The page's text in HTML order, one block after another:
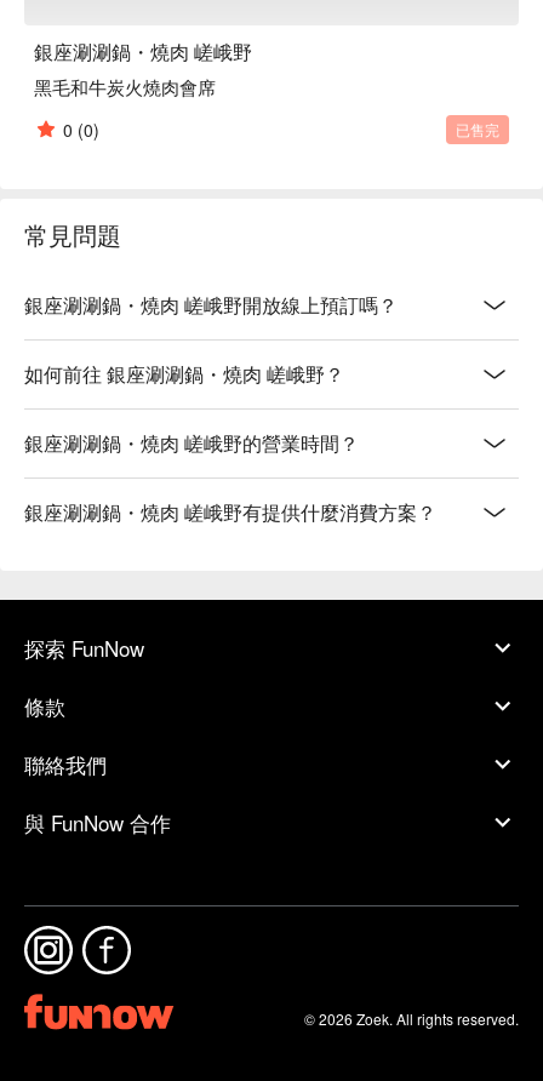
銀座涮涮鍋・燒肉 嵯峨野
黑毛和牛炭火燒肉會席
0 (0) 已售完
常見問題
銀座涮涮鍋・燒肉 嵯峨野開放線上預訂嗎？
如何前往 銀座涮涮鍋・燒肉 嵯峨野？
銀座涮涮鍋・燒肉 嵯峨野的營業時間？
銀座涮涮鍋・燒肉 嵯峨野有提供什麼消費方案？
探索 FunNow
條款
聯絡我們
與 FunNow 合作
© 2026 Zoek. All rights reserved.